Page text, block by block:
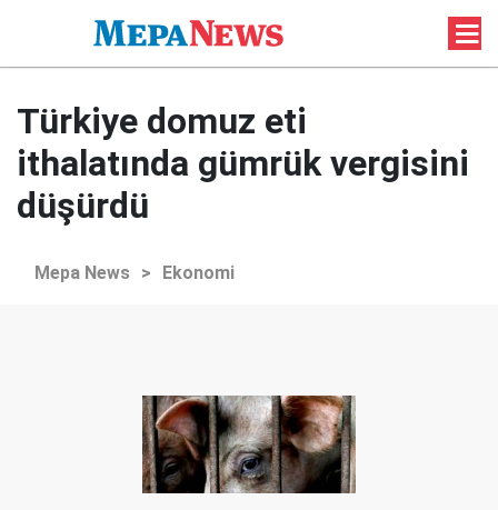
Türkiye domuz eti
ithalatında gümrük vergisini
düşürdü
Mepa News > Ekonomi